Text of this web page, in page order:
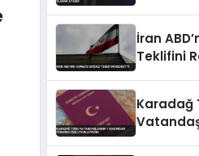
İran
Teklifini
Karadağ